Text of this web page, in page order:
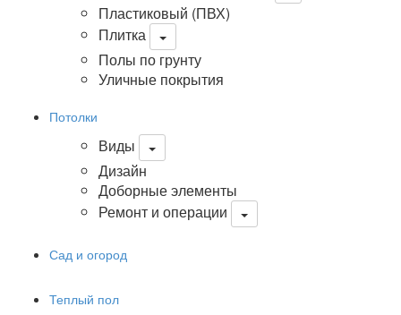
Пластиковый (ПВХ)
Плитка
Полы по грунту
Уличные покрытия
Потолки
Виды
Дизайн
Доборные элементы
Ремонт и операции
Сад и огород
Теплый пол